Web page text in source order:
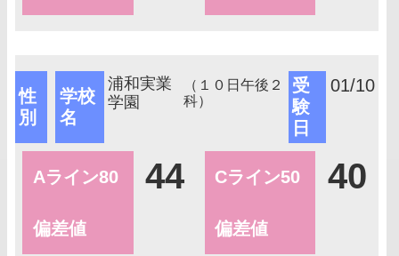
性
別
学校
名
浦和実業
学園
（１０日午後２
科）
受
験
日
01/10
Aライン80
偏差値
44 Cライン50
偏差値
40